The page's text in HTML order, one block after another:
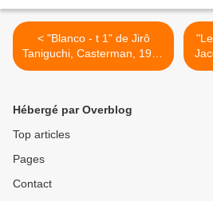
< "Blanco - t 1" de Jirô
Taniguchi, Casterman, 1996
(Jp), 2009 (F)
Hébergé par Overblog
Top articles
Pages
Contact